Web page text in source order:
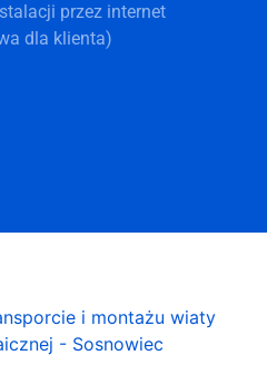
przez internet
dla klienta)
i montażu wiaty
- Sosnowiec